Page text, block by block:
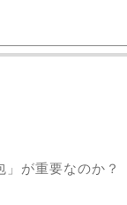
が重要なのか？